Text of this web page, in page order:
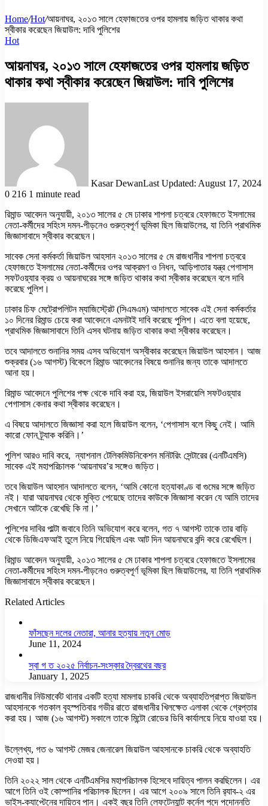
Home/Hot/আয়নাঘর, ২০১৩ সালে হেফাজতের ওপর হামলায় জড়িত থাকার কথা
স্বীকার করেছেন জিয়াউল: দাবি পুলিশের
Hot
আয়নাঘর, ২০১৩ সালে হেফাজতের ওপর হামলায় জড়িত
থাকার কথা স্বীকার করেছেন জিয়াউল: দাবি পুলিশের
Kasar DewanLast Updated: August 17, 2024
0 216 1 minute read
রিমান্ড আবেদন অনুযায়ী, ২০১৩ সালের ৫ মে ঢাকার শাপলা চত্বরে হেফাজতে ইসলামের
নেতা-কর্মীদের সহিংস দমন-পীড়নেও গুরুত্বপূর্ণ ভূমিকা ছিল জিয়াউলের, যা তিনি প্রাথমিক
জিজ্ঞাসাবাদে স্বীকার করেছেন।
সাবেক সেনা কর্মকর্তা জিয়াউল আহসান ২০১৩ সালের ৫ মে রাজধানীর শাপলা চত্বরে
হেফাজতে ইসলামের নেতা-কর্মীদের ওপর আক্রমণ ও নিধন, আড়িপাতার যন্ত্র পেগাসাস
সফটওয়্যার ক্রয় ও আয়নাঘরের সঙ্গে জড়িত থাকার কথা স্বীকার করেছেন বলে দাবি
করেছে পুলিশ।
ঢাকার চিফ মেট্রোপলিটন ম্যাজিস্ট্রেট (সিএমএম) আদালতে সাবেক এই সেনা কর্মকর্তার
১০ দিনের রিমান্ড চেয়ে করা আবেদনে এমনটাই দাবি করেছে পুলিশ। এতে বলা হয়েছে,
প্রাথমিক জিজ্ঞাসাবাদে তিনি এসব ঘটনায় জড়িত থাকার কথা স্বীকার করেছেন।
তবে আদালতে শুনানির সময় এসব অভিযোগ অস্বীকার করেছেন জিয়াউল আহসান। আজ
শুক্রবার (১৬ আগস্ট) বিকেলে রিমান্ড আবেদনের বিষয়ে শুনানির জন্য তাকে আদালতে
আনা হয়।
রিমান্ড আবেদনে পুলিশের পক্ষ থেকে দাবি করা হয়, জিয়াউল ইসরায়েলি সফটওয়্যার
পেগাসাস কেনার কথা স্বীকার করেছেন।
এ বিষয়ে আদালতে জিজ্ঞাসা করা হলে জিয়াউল বলেন, ‘পেগাসাস বলে কিছু নেই। আমি
কারো ফোন ট্র্যাক করিনি।’
পুলিশ আরও দাবি করে, ন্যাশনাল টেলিকমিউনিকেশন মনিটরিং সেন্টারের (এনটিএমসি)
সাবেক এই মহাপরিচালক ‘আয়নাঘর’র সঙ্গেও জড়িত।
তবে জিয়াউল আহসান আদালতে বলেন, ‘আমি কোনো হত্যাকাণ্ড বা গুমের সঙ্গে জড়িত
নই। যারা আয়নাঘর থেকে মুক্তি পেয়েছে তাদের কাউকে জিজ্ঞাসা করেন যে আমি তাদের
সেখানে আটকে রেখেছি কি না।’
পুলিশের দাবির পাল্টা জবাবে তিনি অভিযোগ করে বলেন, গত ৭ আগস্ট তাকে তার বাড়ি
থেকে ডিজিএফআই তুলে নিয়ে গিয়েছিল এবং আট দিন আয়নাঘরে বন্দি করে রেখেছিল।
রিমান্ড আবেদন অনুযায়ী, ২০১৩ সালের ৫ মে ঢাকার শাপলা চত্বরে হেফাজতে ইসলামের
নেতা-কর্মীদের সহিংস দমন-পীড়নেও গুরুত্বপূর্ণ ভূমিকা ছিল জিয়াউলের, যা তিনি প্রাথমিক
জিজ্ঞাসাবাদে স্বীকার করেছেন।
Related Articles
ফাঁসছেন দলের নেতারা, আনার হত্যায় নতুন মোড়
June 11, 2024
স্বা গ ত ২০২৫ নির্বাচন-সংস্কার দ্বৈরথের বছর
January 1, 2025
রাজধানীর নিউমার্কেট থানার একটি হত্যা মামলায় চাকরি থেকে অব্যাহতিপ্রাপ্ত জিয়াউল
আহসানকে গতকাল বৃহস্পতিবার গভীর রাতে রাজধানীর খিলক্ষেত এলাকা থেকে গ্রেপ্তার
করা হয়। আজ (১৬ আগস্ট) সকালে তাকে মিন্টো রোডের ডিবি কার্যালয়ে নিয়ে যাওয়া হয়।
উল্লেখ্য, গত ৬ আগস্ট মেজর জেনারেল জিয়াউল আহসানকে চাকরি থেকে অব্যাহতি
দেওয়া হয়।
তিনি ২০২২ সাল থেকে এনটিএমসির মহাপরিচালক হিসেবে দায়িত্ব পালন করছিলেন। এর
আগে তিনি ওই কোম্পানির পরিচালক ছিলেন। এর আগে ২০০৯ সালে তিনি র‌্যাব-২ এর
ভাইস-ক্যাপ্টেনের দায়িত্ব পান। একই বছর তিনি লেফটেন্যান্ট কর্নেল পদে পদোন্নতি